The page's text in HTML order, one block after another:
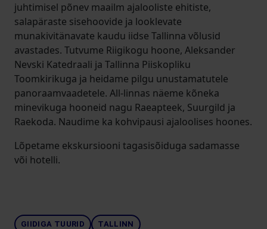
juhtimisel põnev maailm ajalooliste ehitiste,
salapäraste sisehoovide ja looklevate
munakivitänavate kaudu iidse Tallinna võlusid
avastades. Tutvume Riigikogu hoone, Aleksander
Nevski Katedraali ja Tallinna Piiskopliku
Toomkirikuga ja heidame pilgu unustamatutele
panoraamvaadetele. All-linnas näeme kõneka
minevikuga hooneid nagu Raeapteek, Suurgild ja
Raekoda. Naudime ka kohvipausi ajaloolises hoones.
Lõpetame ekskursiooni tagasisõiduga sadamasse
või hotelli.
GIIDIGA TUURID TALLINN